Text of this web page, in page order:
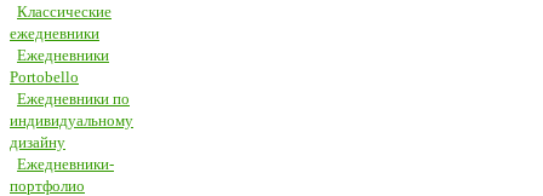
Классические
ежедневники
Ежедневники
Portobello
Ежедневники по
индивидуальному
дизайну
Ежедневники-
портфолио